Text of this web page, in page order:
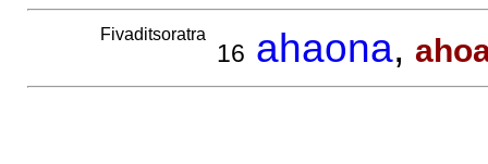
Fivaditsoratra
16 ahaona,